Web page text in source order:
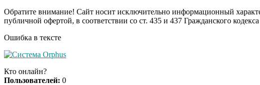
Обратите внимание! Сайт носит исключительно информационный
публичной офертой, в соответствии со ст. 435 и 437 Гражданского
Ошибка в тексте
Кто онлайн?
Пользователей: 0